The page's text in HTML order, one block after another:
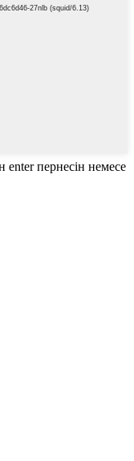
enter пернесін немесе